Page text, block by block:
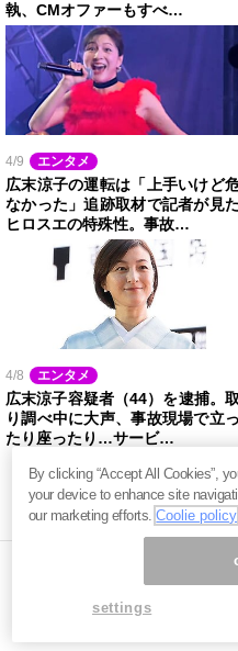
執、CMオファーもすべ…
4/9 エンタメ
広末涼子の運転は「上手いけど
なかった」追跡取材で記者が見た
ヒロスエの特殊性。事故…
4/8 エンタメ
広末涼子容疑者（44）を逮捕。取
り調べ中に大声、事故現場で立っ
たり座ったり…サービ…
ページ内の商標は全て商標権者
By clicking “Accept All Cookies”,
your device to enhance site
our marketing efforts.Coolie policy
settings